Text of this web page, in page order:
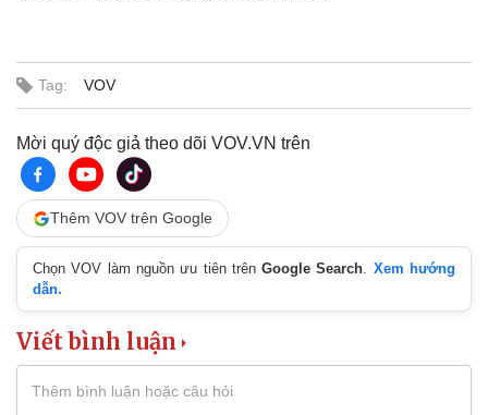
Tag: VOV
Mời quý độc giả theo dõi VOV.VN trên
Thêm VOV trên Google
Chọn VOV làm nguồn ưu tiên trênGoogle Search. Xem hướng
dẫn.
Viết bình luận